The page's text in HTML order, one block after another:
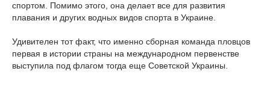
спортом. Помимо этого, она делает все для развития
плавания и других водных видов спорта в Украине.
Удивителен тот факт, что именно сборная команда пловцов
первая в истории страны на международном первенстве
выступила под флагом тогда еще Советской Украины.